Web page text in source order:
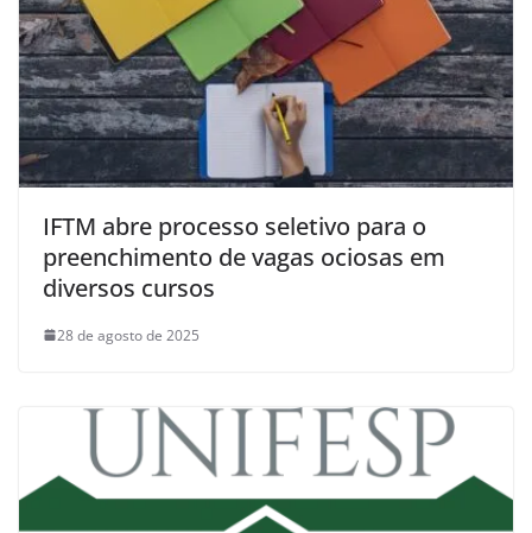
IFTM abre processo seletivo para o
preenchimento de vagas ociosas em
diversos cursos
28 de agosto de 2025